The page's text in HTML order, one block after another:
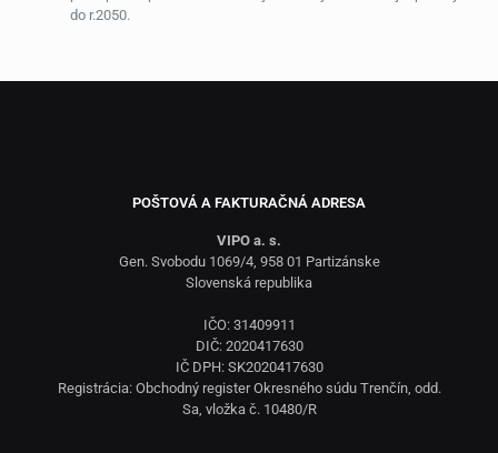
do r.2050.
POŠTOVÁ A FAKTURAČNÁ ADRESA
VIPO a. s.
Gen. Svobodu 1069/4, 958 01 Partizánske
Slovenská republika
IČO: 31409911
DIČ: 2020417630
IČ DPH: SK2020417630
Registrácia: Obchodný register Okresného súdu Trenčín, odd.
Sa, vložka č. 10480/R